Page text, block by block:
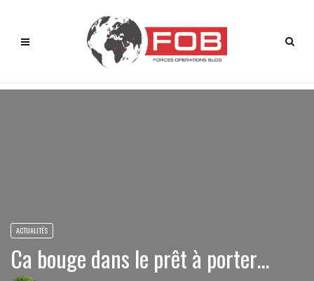
ACTUALITÉS
Ca bouge dans le prêt à porter…